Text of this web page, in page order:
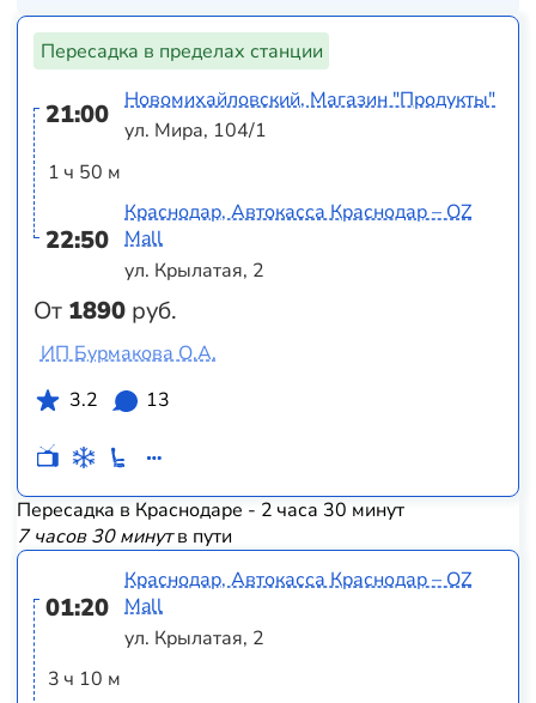
Пересадка в пределах станции
21:00
1 ч 50 м
22:50
От 1890 руб.
Новомихайловский, Магазин "Продукты"
ул. Мира, 104/1
Краснодар, Автокасса Краснодар – OZ
Mall
ул. Крылатая, 2
ИП Бурмакова О.А.
3.2
13
Пересадка в Краснодаре - 2 часа 30 минут
7 часов 30 минутв пути
01:20
3 ч 10 м
Краснодар, Автокасса Краснодар – OZ
Mall
ул. Крылатая, 2